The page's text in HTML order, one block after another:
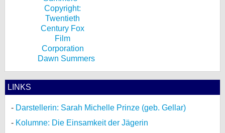
Dawn Summers
LINKS
Darstellerin: Sarah Michelle Prinze (geb. Gellar)
Kolumne: Die Einsamkeit der Jägerin